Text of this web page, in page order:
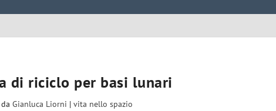
di riciclo per basi lunari
daGianluca Liorni |vita nello spazio